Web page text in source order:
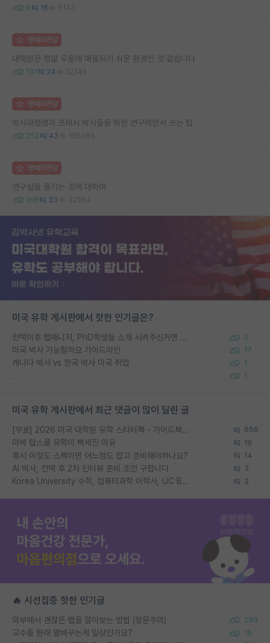
9 16 5143
명예의전당
대학원은 정말 우울에 매몰되기 쉬운 환경인 것 같습니다
131 24 32149
명예의전당
박사과정생과 프레시 박사들을 위한 연구제안서 쓰는 팁
252 43 106085
명예의전당
연구실을 옮기는 것에 대하여
168 33 32964
미국 유학 게시판에서 핫한 인기글은?
컨택이후 랩매니저, PhD학생들 소개 시켜주신거면 거의 컨펌에 가깝나요? 2
미국 박사 가능할까요 가이드라인 17
캐나다 박사 vs 한국 박사 미국 취업 1
. 1
미국 유학 게시판에서 최근 댓글이 많이 달린 글
[무료] 2026 미국 대학원 유학 스타터팩 - 가이드북 & 합격자 컨택메일 템플릿 656
미박 탑스쿨 유학이 빡세진 이유 19
혹시 이정도 스펙이면 어느정도 잡고 준비해야하나요? 14
AI 박사, 컨택 후 2차 인터뷰 준비 조언 구합니다 3
Korea University 수학, 컴퓨터과학 이학사, UC Berkeley 산업공학 대학원 공학박사가 되는 것은 쉽지 않겠죠? 3
🔥 시선집중 핫한 인기글
외부에서 괜찮은 랩을 알아보는 방법 (장문주의) 280
교수들 원래 말바꾸는게 일상인가요? 16